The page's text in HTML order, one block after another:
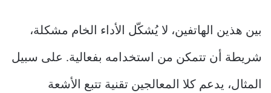
بين هذين الهاتفين، لا يُشكّل الأداء الخام مشكلة،
شريطة أن تتمكن من استخدامه بفعالية. على سبيل
المثال، يدعم كلا المعالجين تقنية تتبع الأشعة